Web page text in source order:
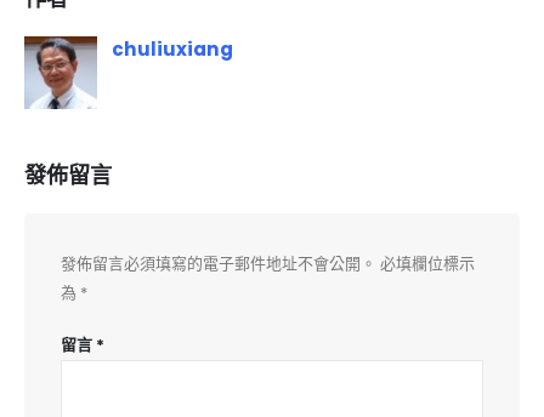
chuliuxiang
發佈留言
發佈留言必須填寫的電子郵件地址不會公開。 必填欄位標示
為 *
留言 *